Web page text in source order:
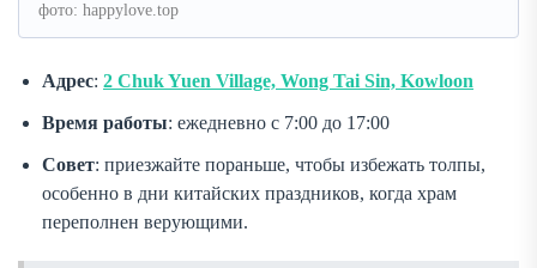
фото: happylove.top
Адрес: 2 Chuk Yuen Village, Wong Tai Sin, Kowloon
Время работы: ежедневно с 7:00 до 17:00
Совет: приезжайте пораньше, чтобы избежать толпы,
особенно в дни китайских праздников, когда храм
переполнен верующими.